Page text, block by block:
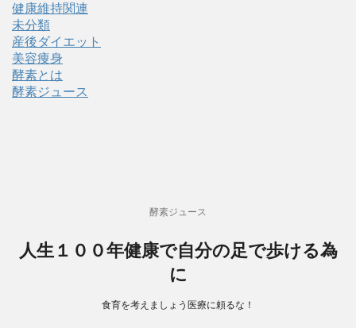
健康維持関連
未分類
産後ダイエット
美容痩身
酵素とは
酵素ジュース
酵素ジュース
人生１００年健康で自分の足で歩ける為
に
食育を考えましょう医療に頼るな！